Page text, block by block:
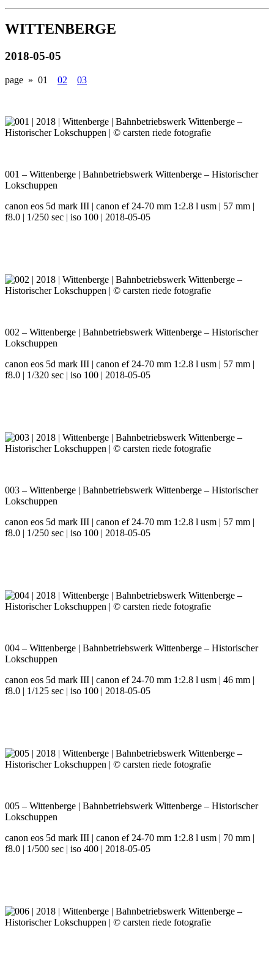
WITTENBERGE
2018-05-05
page » 01 02 03
001 – Wittenberge | Bahnbetriebswerk Wittenberge – Historischer
Lokschuppen
canon eos 5d mark III | canon ef 24-70 mm 1:2.8 l usm | 57 mm |
f8.0 | 1/250 sec | iso 100 | 2018-05-05
002 – Wittenberge | Bahnbetriebswerk Wittenberge – Historischer
Lokschuppen
canon eos 5d mark III | canon ef 24-70 mm 1:2.8 l usm | 57 mm |
f8.0 | 1/320 sec | iso 100 | 2018-05-05
003 – Wittenberge | Bahnbetriebswerk Wittenberge – Historischer
Lokschuppen
canon eos 5d mark III | canon ef 24-70 mm 1:2.8 l usm | 57 mm |
f8.0 | 1/250 sec | iso 100 | 2018-05-05
004 – Wittenberge | Bahnbetriebswerk Wittenberge – Historischer
Lokschuppen
canon eos 5d mark III | canon ef 24-70 mm 1:2.8 l usm | 46 mm |
f8.0 | 1/125 sec | iso 100 | 2018-05-05
005 – Wittenberge | Bahnbetriebswerk Wittenberge – Historischer
Lokschuppen
canon eos 5d mark III | canon ef 24-70 mm 1:2.8 l usm | 70 mm |
f8.0 | 1/500 sec | iso 400 | 2018-05-05